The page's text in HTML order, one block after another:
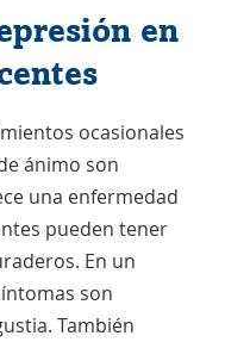
en
ocasionales
ánimo son
una enfermedad
pueden tener
En un
son
También